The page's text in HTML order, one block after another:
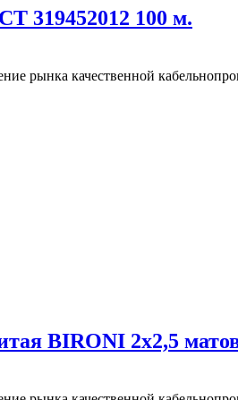
319452012 100 м.
рынка качественной
BIRONI 2х2,5